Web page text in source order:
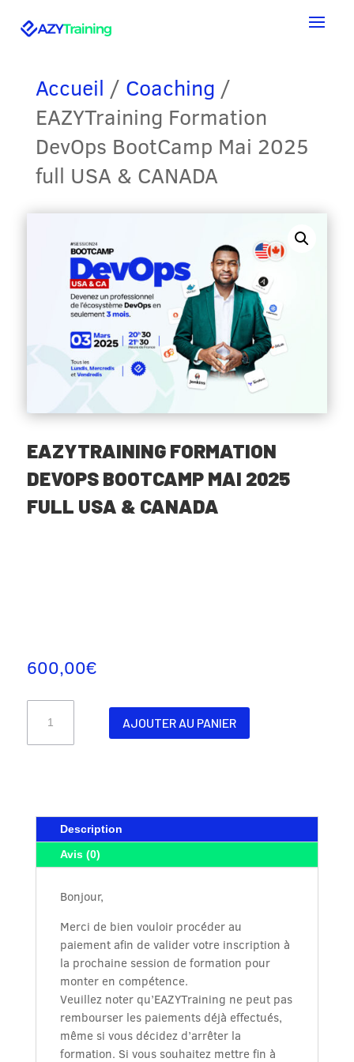
Accueil / Coaching /
EAZYTraining Formation
DevOps BootCamp Mai 2025
full USA & CANADA
EAZYTRAINING FORMATION
DEVOPS BOOTCAMP MAI 2025
FULL USA & CANADA
600,00€
EAZYTraining
Mai
AJOUTER AU PANIER
Description
Avis (0)
Bonjour,
Merci de bien vouloir procéder au
paiement afin de valider votre inscription à
la prochaine session de formation pour
monter en compétence.
Veuillez noter qu’EAZYTraining ne peut pas
rembourser les paiements déjà effectués,
même si vous décidez d’arrêter la
formation. Si vous souhaitez mettre fin à